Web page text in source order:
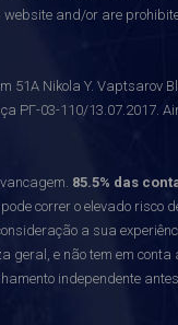
and/or are
51A Nikola Y. Vaptsarov
РГ-03-110/13.07.2017.
85.5% das
correr o elevado risco
a sua
geral, e não tem em
independente